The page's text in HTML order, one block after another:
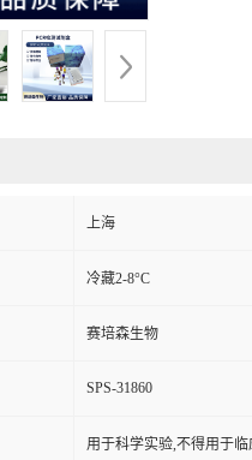
上海
冷藏2-8°C
赛培森生物
SPS-31860
用于科学实验,不得用于临